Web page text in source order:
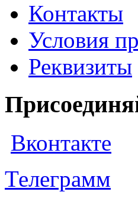
Контакты
Условия
Реквизиты
Вконтакте
Телеграмм